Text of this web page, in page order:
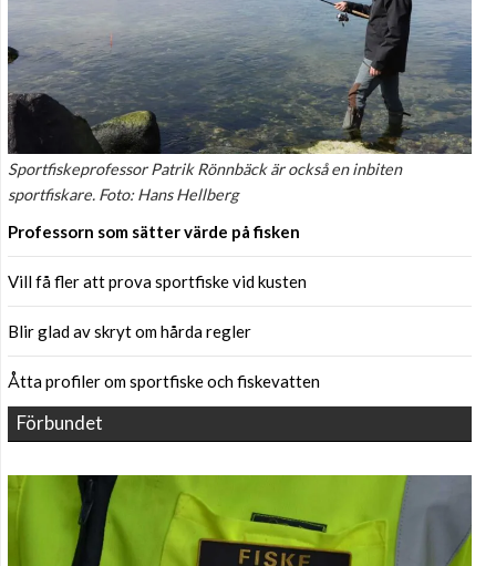
Sportfiskeprofessor Patrik Rönnbäck är också en inbiten
sportfiskare. Foto: Hans Hellberg
Professorn som sätter värde på fisken
Vill få fler att prova sportfiske vid kusten
Blir glad av skryt om hårda regler
Åtta profiler om sportfiske och fiskevatten
Förbundet